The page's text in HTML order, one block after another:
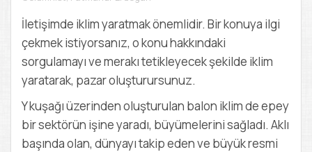
E
M
Y
İletişimde iklim yaratmak önemlidir. Bir konuya ilgi
çekmek istiyorsanız, o konu hakkındaki
sorgulamayı ve merakı tetikleyecek şekilde iklim
yaratarak, pazar oluşturursunuz.
Y kuşağı üzerinden oluşturulan balon iklim de epey
bir sektörün işine yaradı, büyümelerini sağladı. Aklı
başında olan, dünyayı takip eden ve büyük resmi